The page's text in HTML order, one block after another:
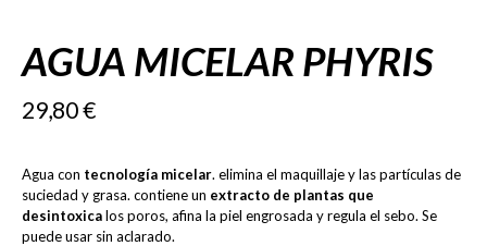
AGUA MICELAR PHYRIS
29,80€
Agua con tecnología micelar. elimina el maquillaje y las partículas de
suciedad y grasa. contiene un extracto de plantas que
desintoxicalos poros, afina la piel engrosada y regula el sebo. Se
puede usar sin aclarado.